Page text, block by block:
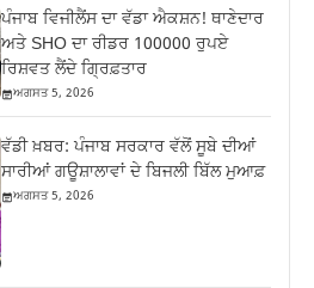
ਪੰਜਾਬ ਵਿਜੀਲੈਂਸ ਦਾ ਵੱਡਾ ਐਕਸ਼ਨ! ਥਾਣੇਦਾਰ
ਅਤੇ SHO ਦਾ ਰੀਡਰ 100000 ਰੁਪਏ
ਰਿਸ਼ਵਤ ਲੈਂਦੇ ਗ੍ਰਿਫ਼ਤਾਰ
ਅਗਸਤ 5, 2026
ਵੱਡੀ ਖ਼ਬਰ: ਪੰਜਾਬ ਸਰਕਾਰ ਵੱਲੋਂ ਸੂਬੇ ਦੀਆਂ
ਸਾਰੀਆਂ ਗਊਸ਼ਾਲਾਵਾਂ ਦੇ ਬਿਜਲੀ ਬਿੱਲ ਮੁਆਫ਼
ਅਗਸਤ 5, 2026